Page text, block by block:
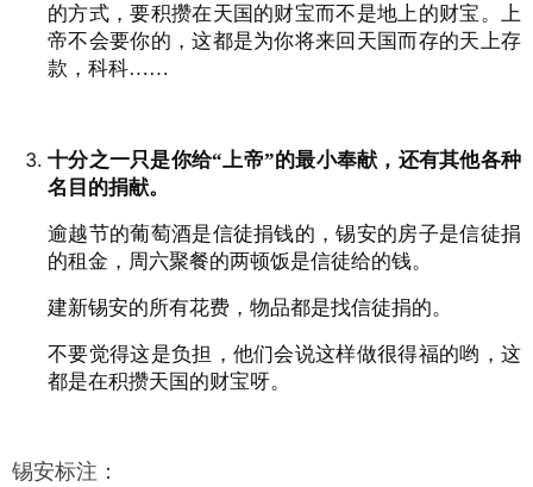
的方式，要积攒在天国的财宝而不是地上的财宝。上
帝不会要你的，这都是为你将来回天国而存的天上存
款，科科……
十分之一只是你给“上帝”的最小奉献，还有其他各种
名目的捐献。
逾越节的葡萄酒是信徒捐钱的，锡安的房子是信徒捐
的租金，周六聚餐的两顿饭是信徒给的钱。
建新锡安的所有花费，物品都是找信徒捐的。
不要觉得这是负担，他们会说这样做很得福的哟，这
都是在积攒天国的财宝呀。
锡安标注：